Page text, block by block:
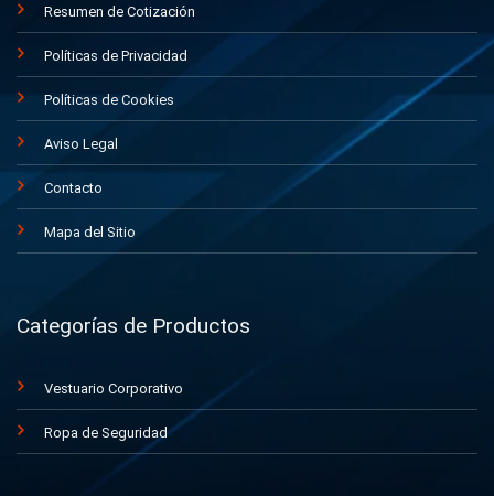
Resumen de Cotización
Políticas de Privacidad
Políticas de Cookies
Aviso Legal
Contacto
Mapa del Sitio
Categorías de Productos
Vestuario Corporativo
Ropa de Seguridad